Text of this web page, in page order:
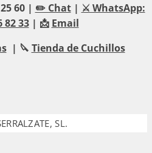
60 | ✏️ Chat| ⚔️ WhatsApp:
82 33| 📩 Email
| 🔪 Tienda de Cuchillos
SL.